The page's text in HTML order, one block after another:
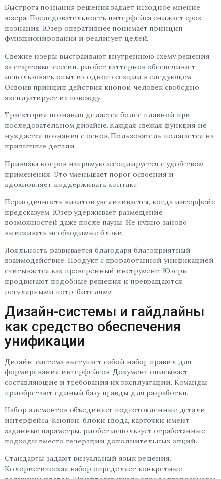
Быстрота познания решения задаёт исходное мнение
юзера. Последовательность интерфейса снижает срок
познания. Юзер оперативнее понимает принцип
функционирования и реализует целей.
Свежие юзеры выстраивают внутреннюю схему решения
за стартовые сессии. риобет паттернов обеспечивает
использовать опыт из одного секции в следующем.
Освоив принцип действия кнопок, человек свободно
эксплуатирует их повсюду.
Траектория познания делается более плавной при
последовательном дизайне. Каждая свежая функция не
нуждается познания с основ. Пользователь полагается на
привычные детали.
Привязка юзеров напрямую ассоциируется с удобством
применения. Это уменьшает порог освоения и
вдохновляет поддерживать контакт.
Периодичность визитов увеличивается, когда интерфейс
предсказуем. Юзер удерживает размещение
возможностей даже после паузы. Не нужно заново
выискивать необходимые блоки.
Лояльность развивается благодаря благоприятный
взаимодействие. Продукт с проработанной унификацией
считывается как проверенный инструмент. Юзеры
продвигают подобные решения и превращаются
регулярными потребителями.
Дизайн-системы и гайдлайны
как средство обеспечения
унификации
Дизайн-система выступает собой набор правил для
формирования интерфейсов. Документ описывает
составляющие и требования их эксплуатации. Команды
приобретают единый базу правды для разработки.
Набор элементов объединяет подготовленные детали
интерфейса. Кнопки, блоки ввода, карточки имеют
заданные параметры. риобет использует отработанные
подходы вместо генерации дополнительных опций.
Стандарты задают визуальный язык решения.
Колористическая набор определяет конкретные